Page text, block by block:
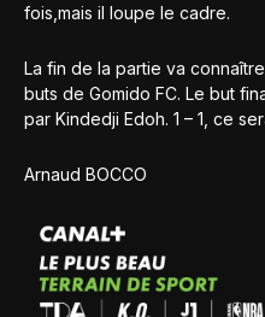
fois,mais il loupe le cadre.
La fin de la partie va
buts de Gomido FC. Le but
par Kindedji Edoh. 1 – 1, ce
Arnaud BOCCO